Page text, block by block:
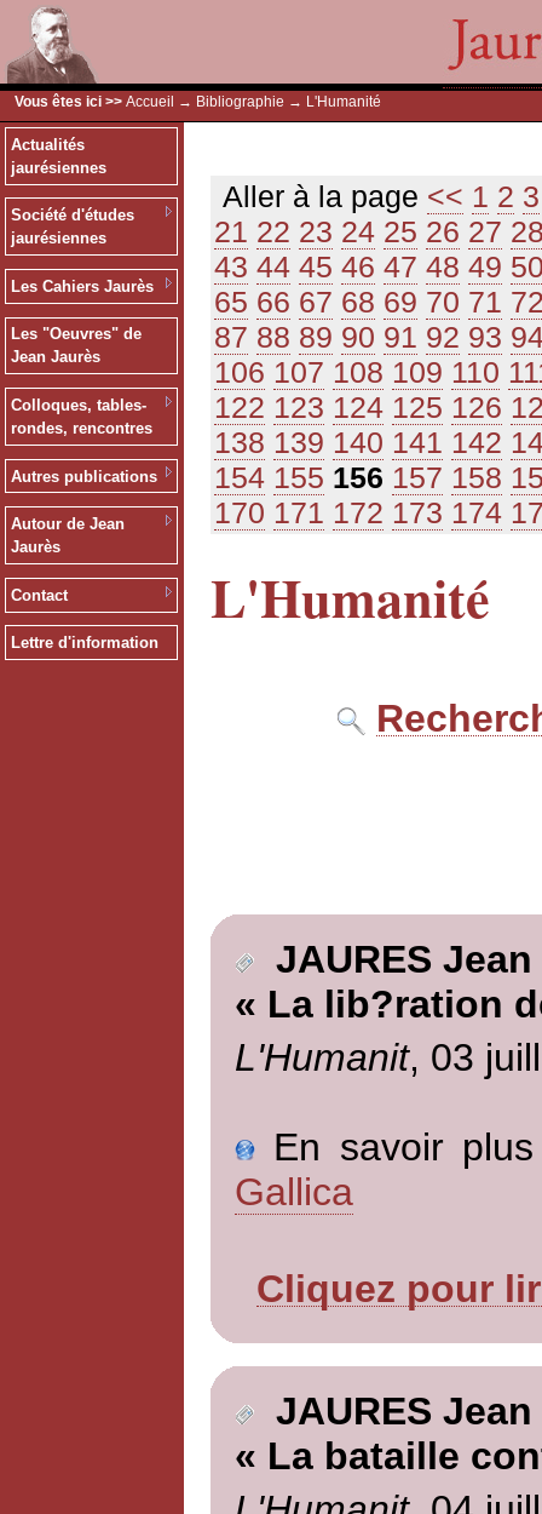
Vous êtes ici >> Accueil → Bibliographie → L'Humanité
Actualités
jaurésiennes
Société d'études
jaurésiennes
Les Cahiers Jaurès
Les "Oeuvres" de
Jean Jaurès
Colloques, tables-
rondes, rencontres
Autres publications
Autour de Jean
Jaurès
Contact
Lettre d'information
Aller à la page << 1 2 3
21 22 23 24 25 26 27
43 44 45 46 47 48 49
65 66 67 68 69 70 71
87 88 89 90 91 92 93
106 107 108 109 110
122 123 124 125 126
138 139 140 141 142
154 155 156 157 158
170 171 172 173 174
L'Humanité
JAURES Jean
« La lib?ration
L'Humanit, 03
En savoir
Gallica
Cliquez pour
JAURES Jean
« La bataille